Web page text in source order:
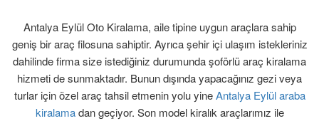
Antalya Eylül Oto Kiralama, aile tipine uygun araçlara sahip
geniş bir araç filosuna sahiptir. Ayrıca şehir içi ulaşım istekleriniz
dahilinde firma size istediğiniz durumunda şoförlü araç kiralama
hizmeti de sunmaktadır. Bunun dışında yapacağınız gezi veya
turlar için özel araç tahsil etmenin yolu yineAntalya Eylül araba
kiralamadan geçiyor. Son model kiralık araçlarımız ile